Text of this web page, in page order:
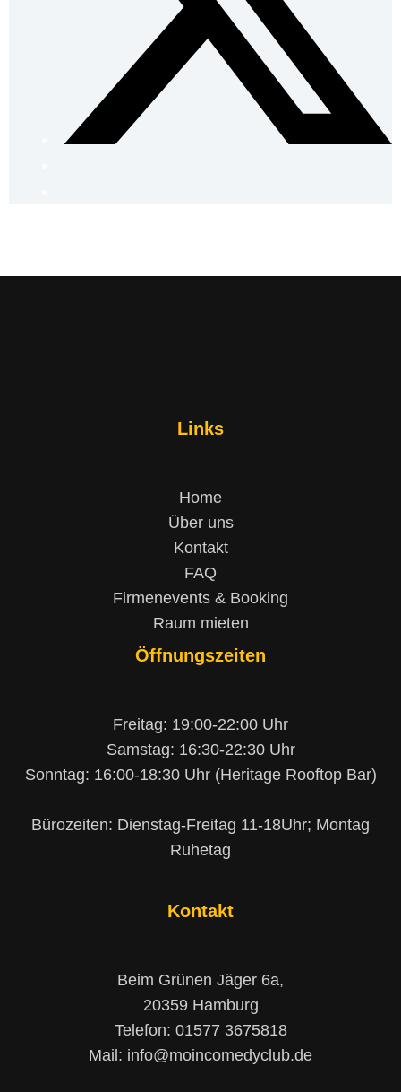
Links
Home
Über uns
Kontakt
FAQ
Firmenevents & Booking
Raum mieten
Öffnungszeiten
Freitag: 19:00-22:00 Uhr
Samstag: 16:30-22:30 Uhr
Sonntag: 16:00-18:30 Uhr (Heritage Rooftop Bar)
Bürozeiten: Dienstag-Freitag 11-18Uhr; Montag
Ruhetag
Kontakt
Beim Grünen Jäger 6a,
20359 Hamburg
Telefon: 01577 3675818
Mail: info@moincomedyclub.de